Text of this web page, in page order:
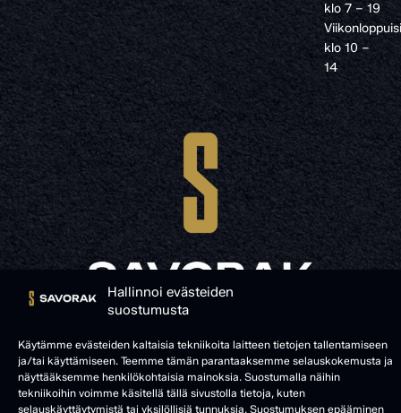
Hallinnoi evästeiden
suostumusta
Käytämme evästeiden kaltaisia tekniikoita laitteen tietojen tallentamiseen
ja/tai käyttämiseen. Teemme tämän parantaaksemme selauskokemusta ja
näyttääksemme henkilökohtaisia mainoksia. Suostumalla näihin
tekniikoihin voimme käsitellä tällä sivustolla tietoja, kuten
selauskäyttäytymistä tai yksilöllisiä tunnuksia. Suostumuksen epääminen
klo 7 – 19
klo 10 –
14